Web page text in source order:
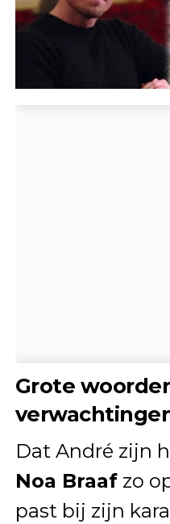
Grote
Dat André zijn
Noa Braafzo
past bij zijn